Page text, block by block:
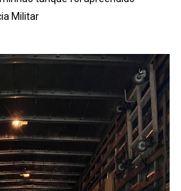
Militar